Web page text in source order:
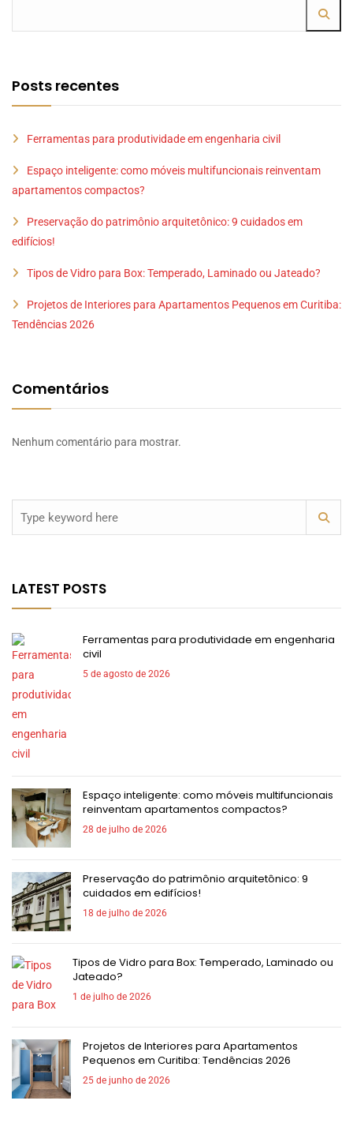
Posts recentes
Ferramentas para produtividade em engenharia civil
Espaço inteligente: como móveis multifuncionais reinventam
apartamentos compactos?
Preservação do patrimônio arquitetônico: 9 cuidados em
edifícios!
Tipos de Vidro para Box: Temperado, Laminado ou Jateado?
Projetos de Interiores para Apartamentos Pequenos em Curitiba:
Tendências 2026
Comentários
Nenhum comentário para mostrar.
LATEST POSTS
Ferramentas para produtividade em engenharia
civil
5 de agosto de 2026
Espaço inteligente: como móveis multifuncionais
reinventam apartamentos compactos?
28 de julho de 2026
Preservação do patrimônio arquitetônico: 9
cuidados em edifícios!
18 de julho de 2026
Tipos de Vidro para Box: Temperado, Laminado ou
Jateado?
1 de julho de 2026
Projetos de Interiores para Apartamentos
Pequenos em Curitiba: Tendências 2026
25 de junho de 2026